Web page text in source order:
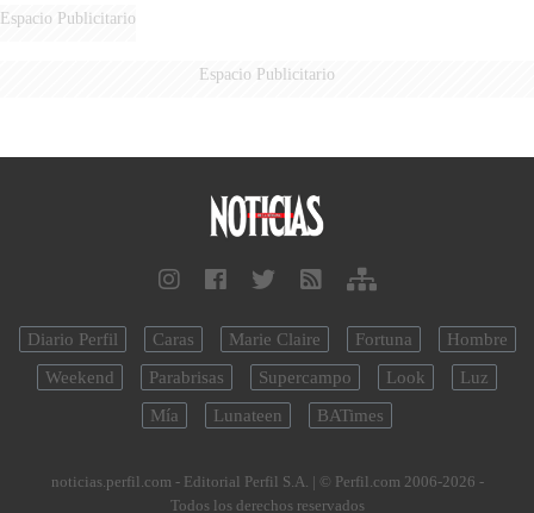
Espacio Publicitario
Espacio Publicitario
Diario Perfil Caras Marie Claire Fortuna
Hombre
Weekend
Parabrisas Supercampo Look
Luz
Mía
Lunateen BATimes
noticias.perfil.com - Editorial Perfil S.A. | © Perfil.com 2006-2026 -
Todos los derechos reservados